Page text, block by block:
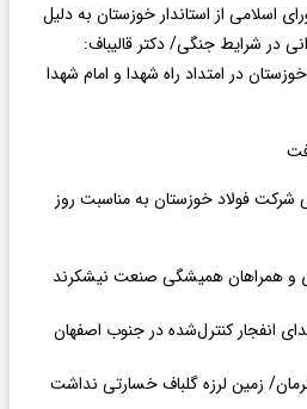
اسلامی از استاندار خوزستان به دلیل
در شرایط جنگی/ دکتر قالیباف:
در امتداد راه شهدا و امام شهدا
شرکت فولاد خوزستان به مناسبت روز
و همراهان همیشگی صنعت نیشکرند
انفجار کنترل‌شده در جنوب اصفهان